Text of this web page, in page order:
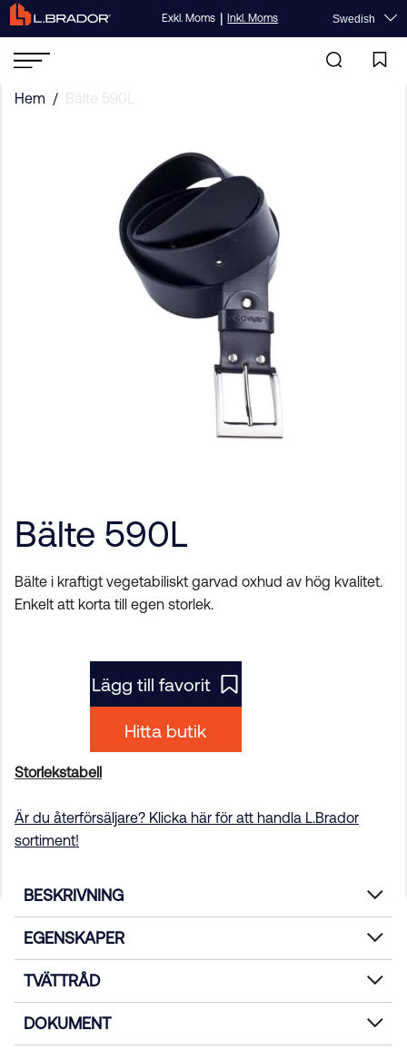
Exkl. Moms | Inkl. Moms Swedish
Hem / Bälte 590L
Bälte 590L
Bälte i kraftigt vegetabiliskt garvad oxhud av hög kvalitet.
Enkelt att korta till egen storlek.
Lägg till favorit
Hitta butik
Storlekstabell
Är du återförsäljare? Klicka här för att handla L.Brador
sortiment!
BESKRIVNING
EGENSKAPER
TVÄTTRÅD
DOKUMENT